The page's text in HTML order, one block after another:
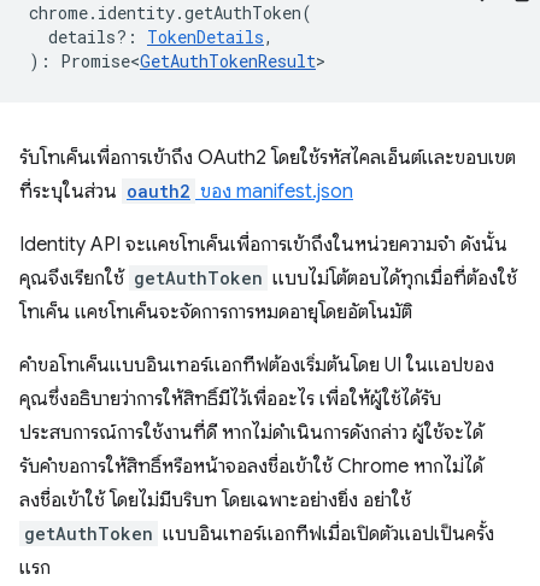
chrome. identity.getAuthToken(
details? : TokenDetails,
) : Promise<GetAuthTokenResult>
รับโทเค็นเพื่อการเข้าถึง OAuth2 โดยใช้รหัสไคลเอ็นต์และขอบเขต
ที่ระบุในส่วน oauth2 ของ manifest.json
Identity API จะแคชโทเค็นเพื่อการเข้าถึงในหน่วยความจำ ดังนั้น
คุณจึงเรียกใช้ getAuthToken แบบไม่โต้ตอบได้ทุกเมื่อที่ต้องใช้
โทเค็น แคชโทเค็นจะจัดการการหมดอายุโดยอัตโนมัติ
คำขอโทเค็นแบบอินเทอร์แอกทีฟต้องเริ่มต้นโดย UI ในแอปของ
คุณซึ่งอธิบายว่าการให้สิทธิ์มีไว้เพื่ออะไร เพื่อให้ผู้ใช้ได้รับ
ประสบการณ์การใช้งานที่ดี หากไม่ดำเนินการดังกล่าว ผู้ใช้จะได้
รับคำขอการให้สิทธิ์หรือหน้าจอลงชื่อเข้าใช้ Chrome หากไม่ได้
ลงชื่อเข้าใช้ โดยไม่มีบริบท โดยเฉพาะอย่างยิ่ง อย่าใช้
getAuthToken แบบอินเทอร์แอกทีฟเมื่อเปิดตัวแอปเป็นครั้ง
แรก